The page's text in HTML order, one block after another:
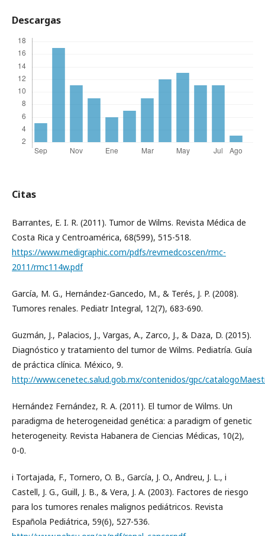
Descargas
Citas
Barrantes, E. I. R. (2011). Tumor de Wilms. Revista Médica de
Costa Rica y Centroamérica, 68(599), 515-518.
https://www.medigraphic.com/pdfs/revmedcoscen/rmc-
2011/rmc114w.pdf
García, M. G., Hernández-Gancedo, M., & Terés, J. P. (2008).
Tumores renales. Pediatr Integral, 12(7), 683-690.
Guzmán, J., Palacios, J., Vargas, A., Zarco, J., & Daza, D. (2015).
Diagnóstico y tratamiento del tumor de Wilms. Pediatría. Guía
de práctica clínica. México, 9.
http://www.cenetec.salud.gob.mx/contenidos/gpc/
Hernández Fernández, R. A. (2011). El tumor de Wilms. Un
paradigma de heterogeneidad genética: a paradigm of genetic
heterogeneity. Revista Habanera de Ciencias Médicas, 10(2),
0-0.
i Tortajada, F., Tornero, O. B., García, J. O., Andreu, J. L., i
Castell, J. G., Guill, J. B., & Vera, J. A. (2003). Factores de riesgo
para los tumores renales malignos pediátricos. Revista
Española Pediátrica, 59(6), 527-536.